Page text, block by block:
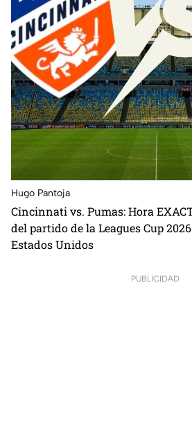
Hugo Pantoja
Cincinnati vs. Pumas: Hora
del partido de la Leagues Cup
Estados Unidos
PUBLICIDAD